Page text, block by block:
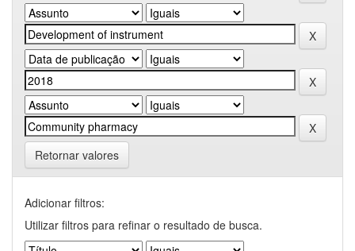
Retornar valores
Adicionar filtros:
Utilizar filtros para refinar o resultado de busca.